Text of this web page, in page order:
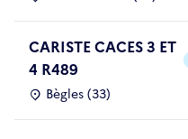
CARISTE CACES 3 ET
4 R489
Bègles (33)